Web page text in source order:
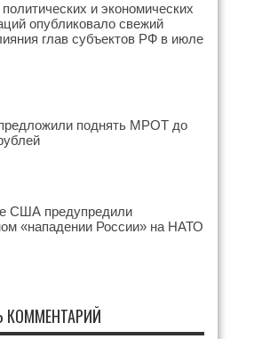
политических и экономических
опубликовало свежий
глав субъектов РФ в июле
поднять МРОТ до
США предупредили
«нападении России» на НАТО
КОММЕНТАРИЙ